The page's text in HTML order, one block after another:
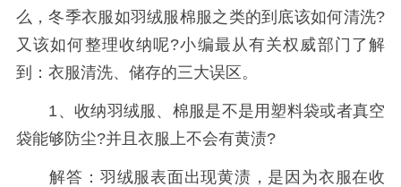
么，冬季衣服如羽绒服棉服之类的到底该如何清洗?
又该如何整理收纳呢?小编最从有关权威部门了解
到：衣服清洗、储存的三大误区。
1、收纳羽绒服、棉服是不是用塑料袋或者真空
袋能够防尘?并且衣服上不会有黄渍?
解答：羽绒服表面出现黄渍，是因为衣服在收